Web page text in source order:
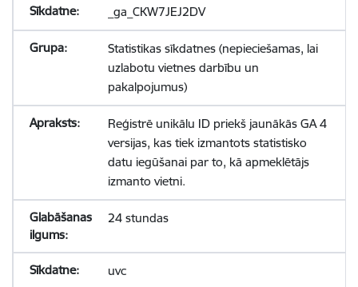
_ga_CKW7JEJ2DV
Statistikas sīkdatnes (nepieciešamas, lai
uzlabotu vietnes darbību un
pakalpojumus)
Reģistrē unikālu ID priekš jaunākās GA 4
versijas, kas tiek izmantots statistisko
datu iegūšanai par to, kā apmeklētājs
izmanto vietni.
24 stundas
uvc